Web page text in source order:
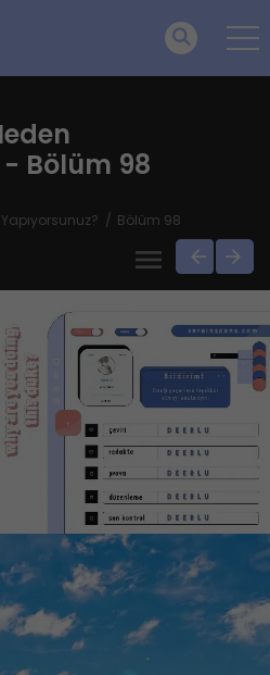
- Bölüm 98
Bölüm 98